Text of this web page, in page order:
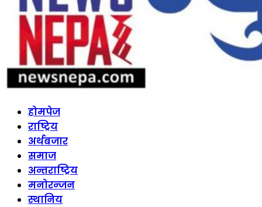
होमपेज
राष्ट्रिय
अर्थबजार
समाज
अन्तराष्ट्रिय
मनोरन्जन
स्थानिय